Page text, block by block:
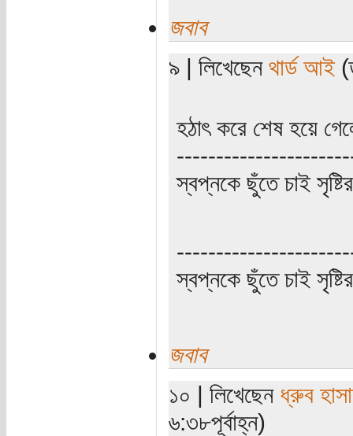
জবাব
৯ | লিখেছেন থার্ড আই
হঠাৎ করে শেষ হয়ে
স্বপ্নকে ছুঁতে চাই
স্বপ্নকে ছুঁতে চাই
জবাব
১০ | লিখেছেন ধ্রুব
৬:৩৮পূর্বাহ্ন)